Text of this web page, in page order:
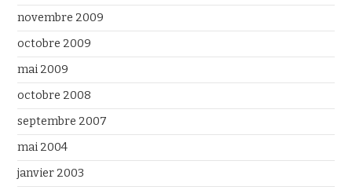
novembre 2009
octobre 2009
mai 2009
octobre 2008
septembre 2007
mai 2004
janvier 2003